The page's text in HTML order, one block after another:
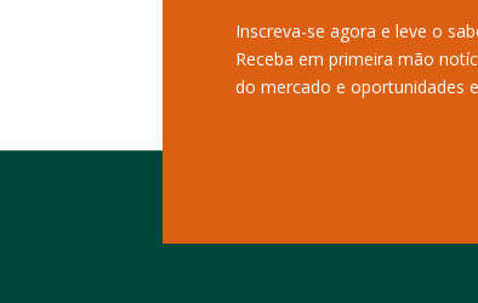
Inscreva-se agora e leve o
Receba em primeira mão
do mercado e oportunidades